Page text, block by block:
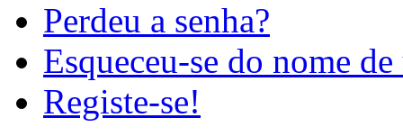
Perdeu a senha?
Esqueceu-se do nome
Registe-se!